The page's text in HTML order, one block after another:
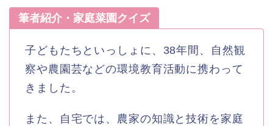
筆者紹介・家庭菜園クイズ
子どもたちといっしょに、38年間、自然観
察や農園芸などの環境教育活動に携わって
きました。
また、自宅では、農家の知識と技術を家庭